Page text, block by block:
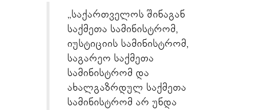
„საქართველოს შინაგან
საქმეთა სამინისტრომ,
იუსტიციის სამინისტრომ,
საგარეო საქმეთა
სამინისტრომ და
ახალგაზრდულ საქმეთა
სამინისტრომ არ უნდა